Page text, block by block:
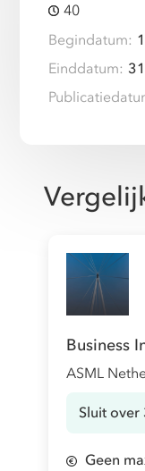
40
Begindatum:
Einddatum:
Business
ASML
Sluit over
Geen